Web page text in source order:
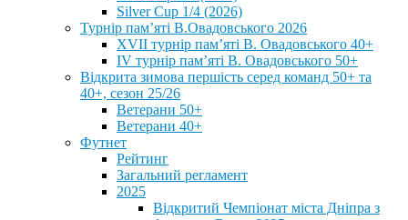
Silver Cup 1/4 (2026)
Турнір пам’яті В.Овадовського 2026
XVII турнір пам’яті В. Овадовського 40+
IV турнір пам’яті В. Овадовського 50+
Відкрита зимова першість серед команд 50+ та
40+, сезон 25/26
Ветерани 50+
Ветерани 40+
Футнет
Рейтинг
Загальний регламент
2025
Відкритий Чемпіонат міста Дніпра з